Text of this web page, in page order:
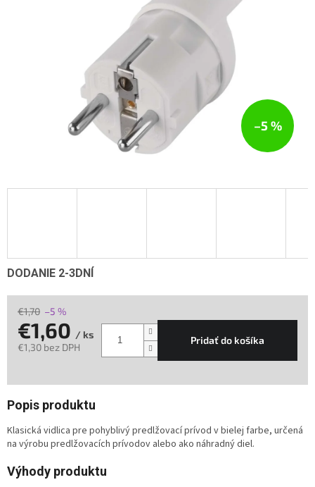
–5 %
DODANIE 2-3DNÍ
€1,70 –5 %
€1,60 / ks
€1,30 bez DPH
Pridať do košíka
Popis produktu
Klasická vidlica pre pohyblivý predlžovací prívod v bielej farbe, určená
na výrobu predlžovacích prívodov alebo ako náhradný diel.
Výhody produktu